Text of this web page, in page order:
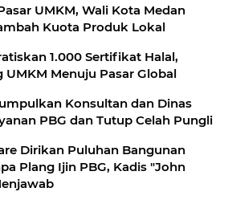
UMKM, Wali Kota Medan
Kuota Produk Lokal
1.000 Sertifikat Halal,
UMKM Menuju Pasar Global
Konsultan dan Dinas
PBG dan Tutup Celah Pungli
Dirikan Puluhan Bangunan
Plang Ijin PBG, Kadis "John